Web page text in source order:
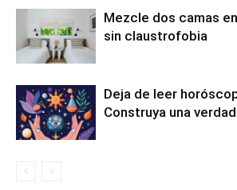
Mezcle dos camas
sin claustrofobia
Deja de leer
Construya una